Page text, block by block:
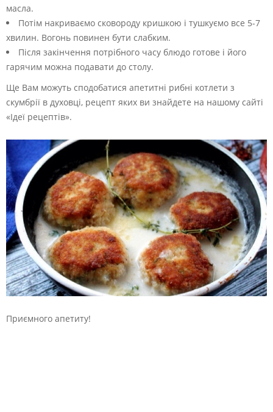
масла.
Потім накриваємо сковороду кришкою і тушкуємо все 5-7
хвилин. Вогонь повинен бути слабким.
Після закінчення потрібного часу блюдо готове і його
гарячим можна подавати до столу.
Ще Вам можуть сподобатися апетитні рибні котлети з
скумбрії в духовці, рецепт яких ви знайдете на нашому сайті
«Ідеї рецептів».
Приємного апетиту!